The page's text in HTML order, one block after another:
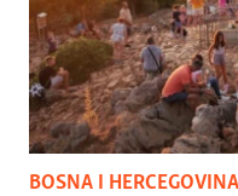
BOSNA I HERCEGOVINA